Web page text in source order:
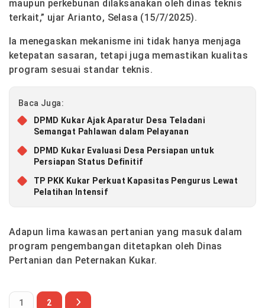
maupun perkebunan dilaksanakan oleh dinas teknis
terkait,” ujar Arianto, Selasa (15/7/2025).
Ia menegaskan mekanisme ini tidak hanya menjaga
ketepatan sasaran, tetapi juga memastikan kualitas
program sesuai standar teknis.
Baca Juga:
DPMD Kukar Ajak Aparatur Desa Teladani
Semangat Pahlawan dalam Pelayanan
DPMD Kukar Evaluasi Desa Persiapan untuk
Persiapan Status Definitif
TP PKK Kukar Perkuat Kapasitas Pengurus Lewat
Pelatihan Intensif
Adapun lima kawasan pertanian yang masuk dalam
program pengembangan ditetapkan oleh Dinas
Pertanian dan Peternakan Kukar.
1 2